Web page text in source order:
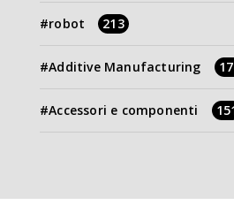
robot 213
Additive Manufacturing
Accessori e componenti